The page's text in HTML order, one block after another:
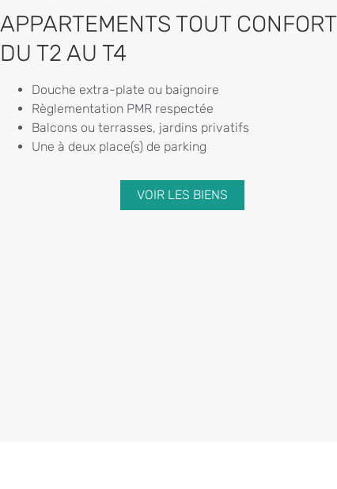
APPARTEMENTS TOUT CONFORT
DU T2 AU T4
Douche extra-plate ou baignoire
Règlementation PMR respectée
Balcons ou terrasses, jardins privatifs
Une à deux place(s) de parking
VOIR LES BIENS